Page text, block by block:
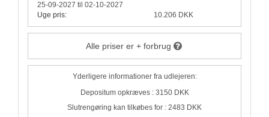
25-09-2027 til 02-10-2027
Uge pris:
10.206 DKK
Alle priser er + forbrug
Yderligere informationer fra udlejeren:
Depositum opkræves : 3150 DKK
Slutrengøring kan tilkøbes for : 2483 DKK